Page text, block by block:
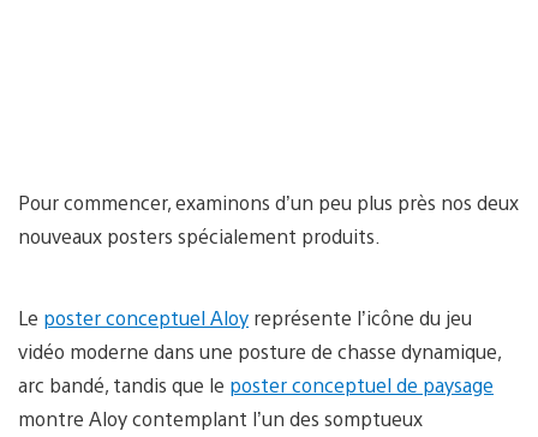
Pour commencer, examinons d’un peu plus près nos deux
nouveaux posters spécialement produits.
Le poster conceptuel Aloy représente l’icône du jeu
vidéo moderne dans une posture de chasse dynamique,
arc bandé, tandis que le poster conceptuel de paysage
montre Aloy contemplant l’un des somptueux